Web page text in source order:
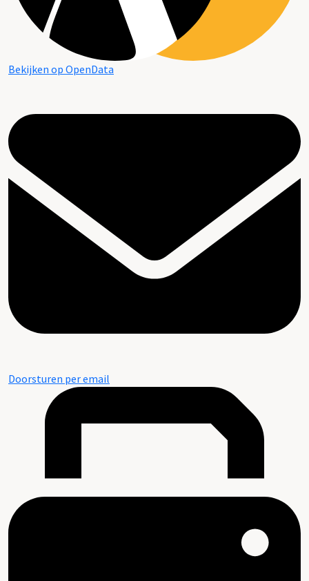
Bekijken op OpenData
Doorsturen per email